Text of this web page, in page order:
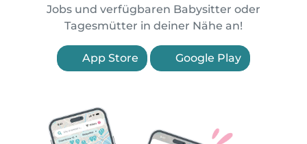
Jobs und verfügbaren Babysitter oder
Tagesmütter in deiner Nähe an!
App Store Google Play